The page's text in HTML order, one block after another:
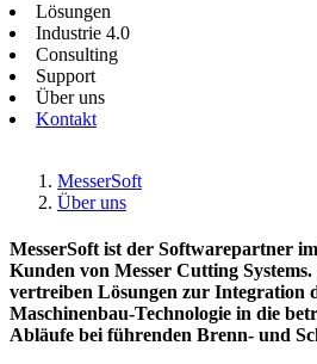
Lösungen
Industrie 4.0
Consulting
Support
Über uns
Kontakt
MesserSoft
Über uns
MesserSoft ist der Softwarepartner
Kunden von Messer Cutting
vertreiben Lösungen zur Integration
Maschinenbau-Technologie in die
Abläufe bei führenden Brenn- und